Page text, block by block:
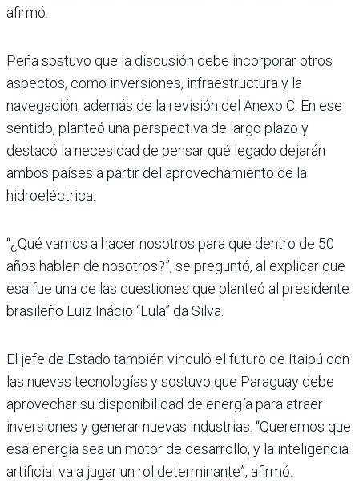
afirmó.
Peña sostuvo que la discusión debe incorporar otros
aspec­tos, como inversiones, infraes­tructura y la
navegación, ade­más de la revisión del Anexo C. En ese
sentido, planteó una perspectiva de largo plazo y
destacó la necesidad de pen­sar qué legado dejarán
ambos países a partir del aprovecha­miento de la
hidroeléctrica.
“¿Qué vamos a hacer nosotros para que dentro de 50
años hablen de nosotros?”, se pre­guntó, al explicar que
esa fue una de las cuestiones que plan­teó al presidente
brasileño Luiz Inácio “Lula” da Silva.
El jefe de Estado también vin­culó el futuro de Itaipú con
las nuevas tecnologías y sostuvo que Paraguay debe
aprovechar su disponibilidad de energía para atraer
inversiones y gene­rar nuevas industrias. “Que­remos que
esa energía sea un motor de desarrollo, y la inte­ligencia
artificial va a jugar un rol determinante”, afirmó.